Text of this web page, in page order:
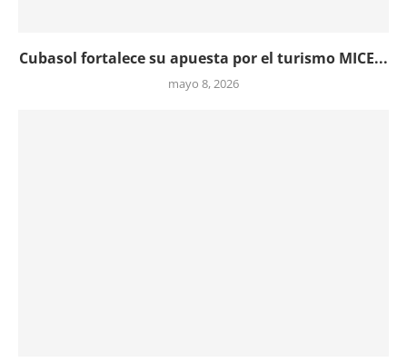
Cubasol fortalece su apuesta por el turismo MICE...
mayo 8, 2026